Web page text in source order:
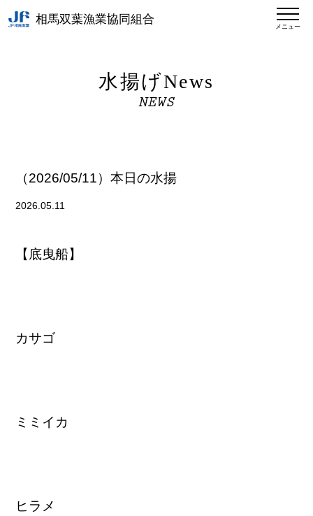
相馬双葉漁業協同組合
メニュー
水揚げNews
NEWS
（2026/05/11）本日の水揚
2026.05.11
【底曳船】
カサゴ
ミミイカ
ヒラメ